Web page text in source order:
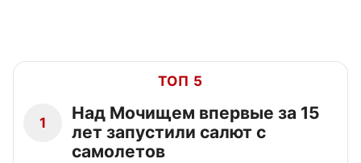
ТОП 5
1
Над Мочищем впервые за 15
лет запустили салют с
самолетов